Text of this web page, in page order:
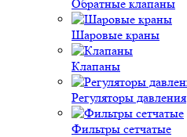
Обратные клапаны
Шаровые краны
Клапаны
Регуляторы давления
Фильтры сетчатые